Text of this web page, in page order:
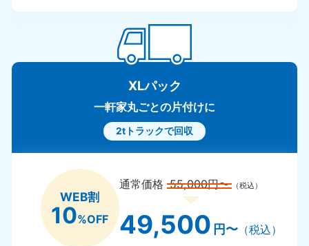
XLパック
一軒家丸ごとの片付けに
2tトラックで回収
WEB割
10%OFF
通常価格55,000円〜 （税込）
49,500 円〜（税込）